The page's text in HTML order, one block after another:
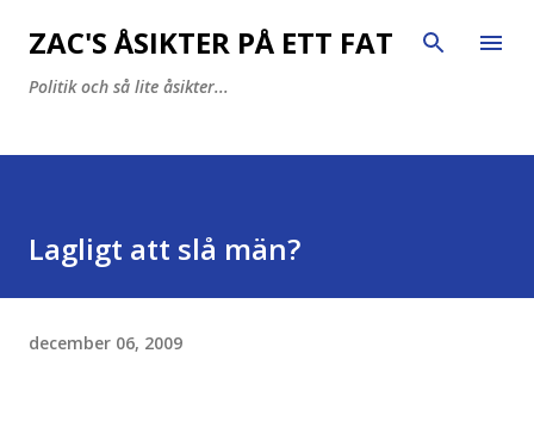
Fortsätt till huvudinnehåll
ZAC'S ÅSIKTER PÅ ETT FAT
Politik och så lite åsikter...
Lagligt att slå män?
december 06, 2009